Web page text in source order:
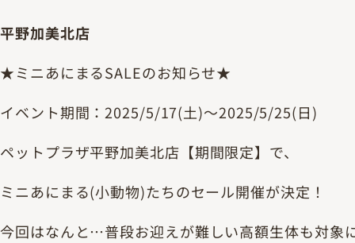
平野加美北店
★ミニあにまるSALEのお知らせ★
イベント期間：2025/5/17(土)～2025/5/25(日)
ペットプラザ平野加美北店【期間限定】で、
ミニあにまる(小動物)たちのセール開催が決定！
今回はなんと…普段お迎えが難しい高額生体も対象